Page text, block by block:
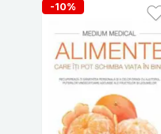
-10%